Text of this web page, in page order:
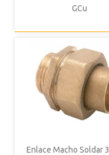
GCu
Enlace Macho Soldar